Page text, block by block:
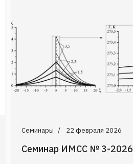
Семинары 22 февраля 2026
Семинар ИМСС № 3-2026